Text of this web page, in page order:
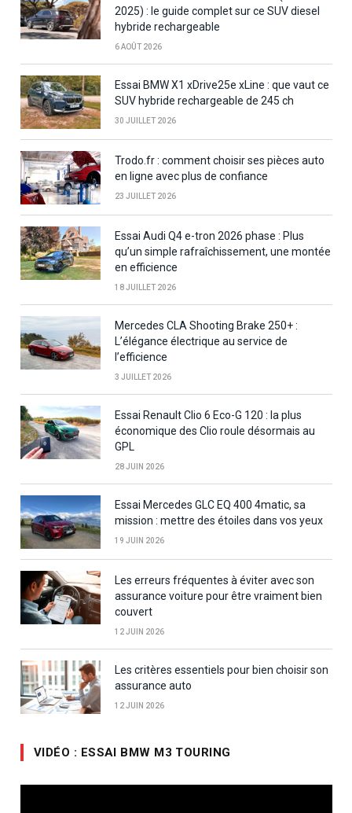
2025) : le guide complet sur ce SUV diesel
hybride rechargeable
6 AOÛT 2026
Essai BMW X1 xDrive25e xLine : que vaut ce
SUV hybride rechargeable de 245 ch
30 JUILLET 2026
Trodo.fr : comment choisir ses pièces auto
en ligne avec plus de confiance
23 JUILLET 2026
Essai Audi Q4 e-tron 2026 phase : Plus
qu’un simple rafraîchissement, une montée
en efficience
18 JUILLET 2026
Mercedes CLA Shooting Brake 250+ :
L’élégance électrique au service de
l’efficience
3 JUILLET 2026
Essai Renault Clio 6 Eco-G 120 : la plus
économique des Clio roule désormais au
GPL
28 JUIN 2026
Essai Mercedes GLC EQ 400 4matic, sa
mission : mettre des étoiles dans vos yeux
19 JUIN 2026
Les erreurs fréquentes à éviter avec son
assurance voiture pour être vraiment bien
couvert
12 JUIN 2026
Les critères essentiels pour bien choisir son
assurance auto
12 JUIN 2026
VIDÉO : ESSAI BMW M3 TOURING